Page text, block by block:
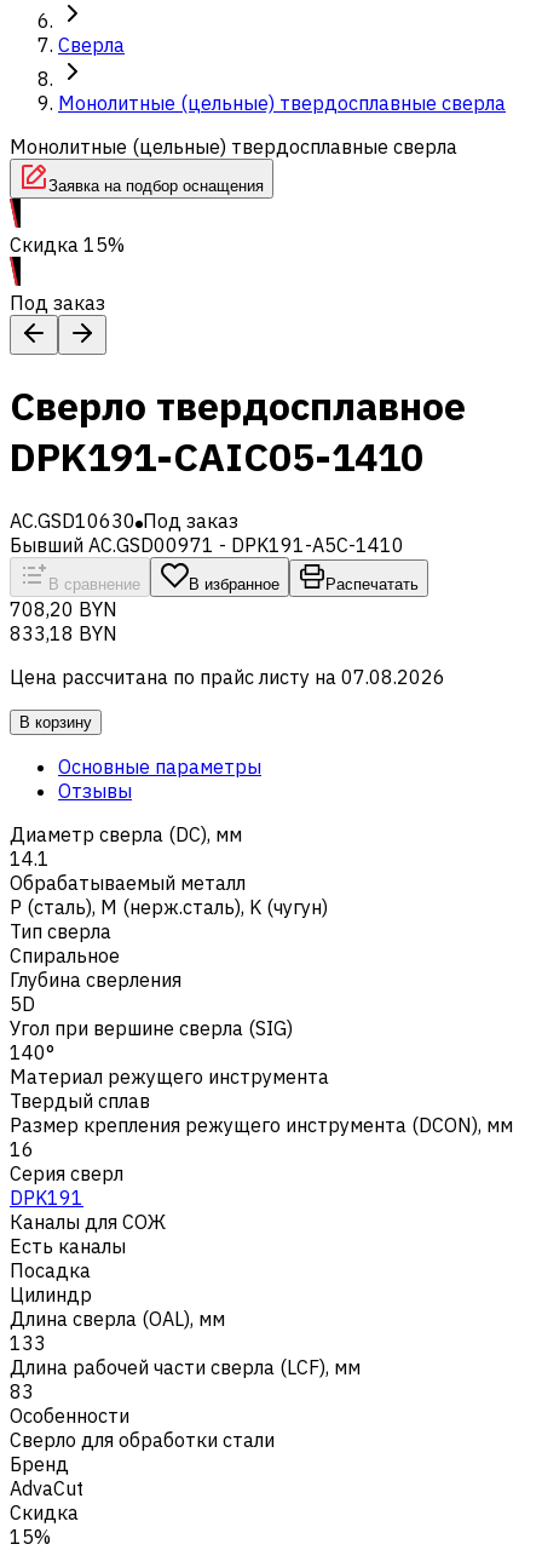
Сверла
Монолитные (цельные) твердосплавные сверла
Монолитные (цельные) твердосплавные сверла
Заявка на подбор оснащения
Скидка 15%
Под заказ
Сверло твердосплавное
DPK191-CAIC05-1410
AC.GSD10630 Под заказ
Бывший AC.GSD00971 - DPK191-A5C-1410
В сравнение В избранное Распечатать
708,20 BYN
833,18 BYN
Цена рассчитана по прайс листу на 07.08.2026
В корзину
Основные параметры
Отзывы
Диаметр сверла (DC), мм
14.1
Обрабатываемый металл
Р (сталь), M (нерж.сталь), K (чугун)
Тип сверла
Спиральное
Глубина сверления
5D
Угол при вершине сверла (SIG)
140°
Материал режущего инструмента
Твердый сплав
Размер крепления режущего инструмента (DCON), мм
16
Серия сверл
DPK191
Каналы для СОЖ
Есть каналы
Посадка
Цилиндр
Длина сверла (OAL), мм
133
Длина рабочей части сверла (LCF), мм
83
Особенности
Сверло для обработки стали
Бренд
AdvaCut
Скидка
15%